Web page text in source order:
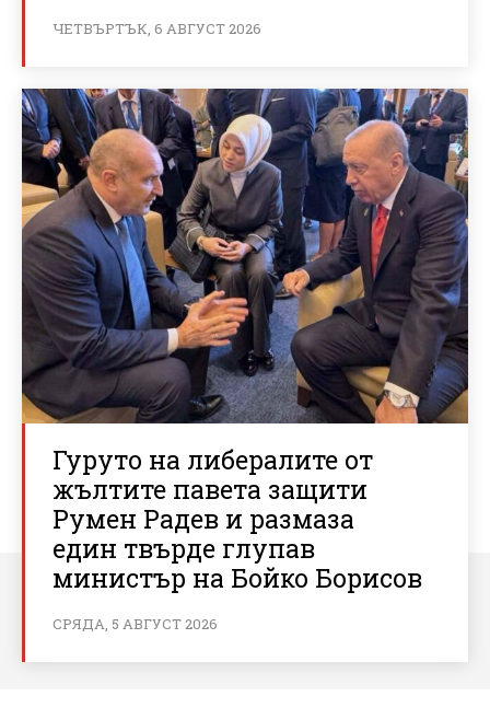
ЧЕТВЪРТЪК, 6 АВГУСТ 2026
Гуруто на либералите от
жълтите павета защити
Румен Радев и размаза
един твърде глупав
министър на Бойко Борисов
СРЯДА, 5 АВГУСТ 2026